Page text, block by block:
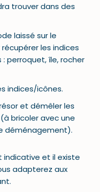
trouver dans des
laissé sur le
les indices
perroquet, île, rocher
indices/icônes.
et démêler les
bricoler avec une
déménagement).
et il existe
adapterez aux